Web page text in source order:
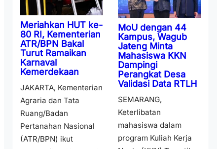
Meriahkan HUT ke-
80 RI, Kementerian
ATR/BPN Bakal
Turut Ramaikan
Karnaval
Kemerdekaan
JAKARTA, Kementerian
Agraria dan Tata
Ruang/Badan
Pertanahan Nasional
(ATR/BPN) ikut
MoU dengan 44
Kampus, Wagub
Jateng Minta
Mahasiswa KKN
Dampingi
Perangkat Desa
Validasi Data RTLH
SEMARANG,
Keterlibatan
mahasiswa dalam
program Kuliah Kerja